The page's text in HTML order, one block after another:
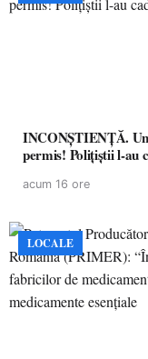
INCONȘTIENȚĂ.
permis! Polițiștii l-au
acum 16 ore
LOCALE